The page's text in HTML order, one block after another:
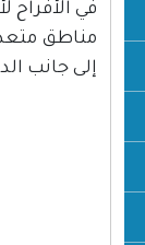
في الأفراح
مناطق
إلى جانب